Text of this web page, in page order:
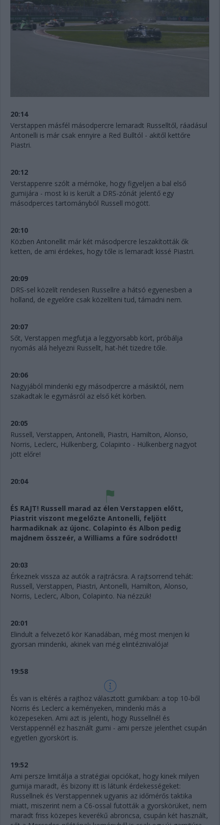
20:14
Verstappen másfél másodpercre lemaradt Russelltől, ráadásul
Antonelli is már csak ennyire a Red Bulltól - akitől kettőre
Piastri.
20:12
Verstappenre szólt a mérnöke, hogy figyeljen a bal első
gumijára - most ki is került a DRS-zónát jelentő egy
másodperces tartományból Russell mögött.
20:10
Közben Antonellit már két másodpercre leszakították ők
ketten, de ami érdekes, hogy tőle is lemaradt kissé Piastri.
20:09
DRS-sel közelít rendesen Russellre a hátsó egyenesben a
holland, de egyelőre csak közelíteni tud, támadni nem.
20:07
Sőt, Verstappen megfutja a leggyorsabb kört, próbálja
nyomás alá helyezni Russellt, hat-hét tizedre tőle.
20:06
Nagyjából mindenki egy másodpercre a másiktól, nem
szakadtak le egymásról az első két körben.
20:05
Russell, Verstappen, Antonelli, Piastri, Hamilton, Alonso,
Norris, Leclerc, Hülkenberg, Colapinto - Hülkenberg nagyot
jött előre!
20:04
ÉS RAJT! Russell marad az élen Verstappen előtt,
Piastrit viszont megelőzte Antonelli, feljött
harmadiknak az újonc. Colapinto és Albon pedig
majdnem összeér, a Williams a fűre sodródott!
20:03
Érkeznek vissza az autók a rajtrácsra. A rajtsorrend tehát:
Russell, Verstappen, Piastri, Antonelli, Hamilton, Alonso,
Norris, Leclerc, Albon, Colapinto. Na nézzük!
20:01
Elindult a felvezető kör Kanadában, még most menjen ki
gyorsan mindenki, akinek van még elintéznivalója!
19:58
És van is eltérés a rajthoz választott gumikban: a top 10-ből
Norris és Leclerc a keményeken, mindenki más a
közepeseken. Ami azt is jelenti, hogy Russellnél és
Verstappennél ez használt gumi - ami persze jelenthet csupán
egyetlen gyorskört is.
19:52
Ami persze limitálja a stratégiai opciókat, hogy kinek milyen
gumija maradt, és bizony itt is látunk érdekességeket:
Russellnek és Verstappennek ugyanis az időmérős taktika
miatt, miszerint nem a C6-ossal futották a gyorskörüket, nem
maradt friss közepes keverékű abroncsa, csupán két használt,